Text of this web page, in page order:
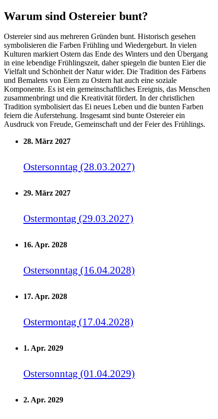
Warum sind Ostereier bunt?
Ostereier sind aus mehreren Gründen bunt. Historisch gesehen
symbolisieren die Farben Frühling und Wiedergeburt. In vielen
Kulturen markiert Ostern das Ende des Winters und den Übergang
in eine lebendige Frühlingszeit, daher spiegeln die bunten Eier die
Vielfalt und Schönheit der Natur wider. Die Tradition des Färbens
und Bemalens von Eiern zu Ostern hat auch eine soziale
Komponente. Es ist ein gemeinschaftliches Ereignis, das Menschen
zusammenbringt und die Kreativität fördert. In der christlichen
Tradition symbolisiert das Ei neues Leben und die bunten Farben
feiern die Auferstehung. Insgesamt sind bunte Ostereier ein
Ausdruck von Freude, Gemeinschaft und der Feier des Frühlings.
28. März 2027
Ostersonntag (28.03.2027)
29. März 2027
Ostermontag (29.03.2027)
16. Apr. 2028
Ostersonntag (16.04.2028)
17. Apr. 2028
Ostermontag (17.04.2028)
1. Apr. 2029
Ostersonntag (01.04.2029)
2. Apr. 2029